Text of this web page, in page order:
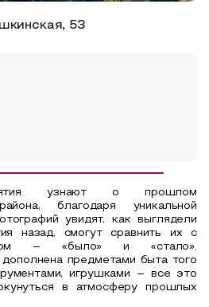
53
узнают о прошлом
благодаря уникальной
увидят, как выглядели
назад, смогут сравнить их с
– «было» и «стало».
предметами быта того
игрушками – все это
в атмосферу прошлых